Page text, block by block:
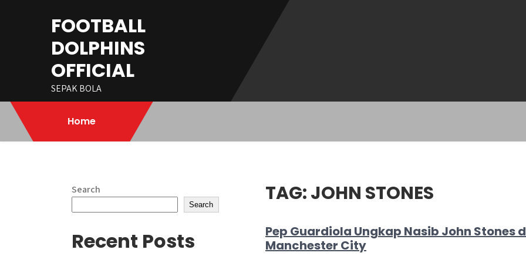
FOOTBALL
DOLPHINS
OFFICIAL
SEPAK BOLA
Home
TAG:JOHN STONES
Pep Guardiola Ungkap Nasib John Stones
Manchester City
Search
Search
Recent Posts